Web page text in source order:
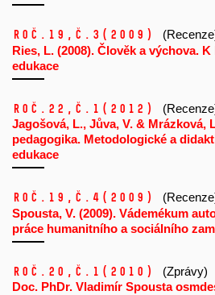
Roč.19, č.3 (2009)
Ries, L. (2008). Člověk a výchova.
edukace
Roč.22, č.1 (2012)
Jagošová, L., Jůva, V. & Mrázková,
pedagogika. Metodologické a
edukace
Roč.19, č.4 (2009)
Spousta, V. (2009). Vádemékum
práce humanitního a sociálního
Roč.20, č.1 (2010)
(Zprávy)
Doc. PhDr. Vladimír Spousta